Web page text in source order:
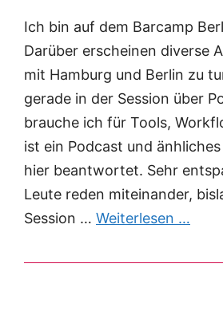
Ich bin auf dem Barcamp
Darüber erscheinen diverse
mit Hamburg und Berlin zu
gerade in der Session über
brauche ich für Tools,
ist ein Podcast und
hier beantwortet. Sehr
Leute reden miteinander,
Session … Weiterlesen …